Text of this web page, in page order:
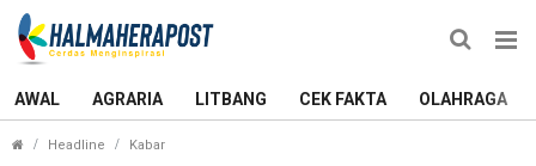
AWAL AGRARIA LITBANG CEK FAKTA OLAHRAGA
Headline Kabar